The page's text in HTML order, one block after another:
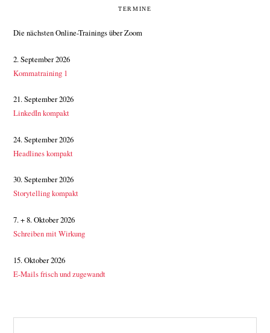
TERMINE
Die nächsten Online-Trainings über Zoom
2. September 2026
Kommatraining 1
21. September 2026
LinkedIn kompakt
24. September 2026
Headlines kompakt
30. September 2026
Storytelling kompakt
7. + 8. Oktober 2026
Schreiben mit Wirkung
15. Oktober 2026
E-Mails frisch und zugewandt